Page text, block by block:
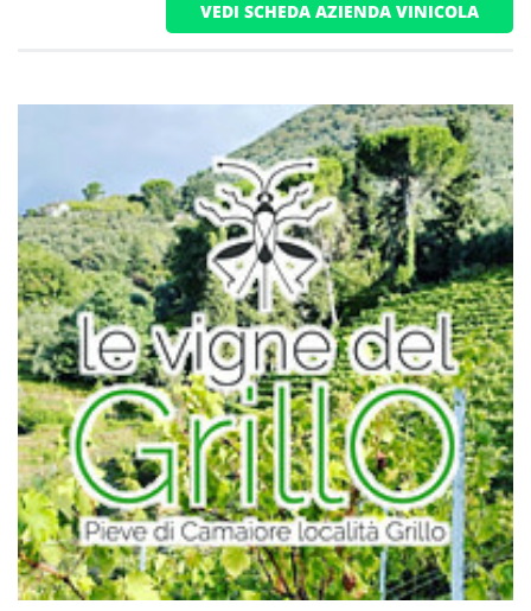
VEDI SCHEDA AZIENDA VINICOLA